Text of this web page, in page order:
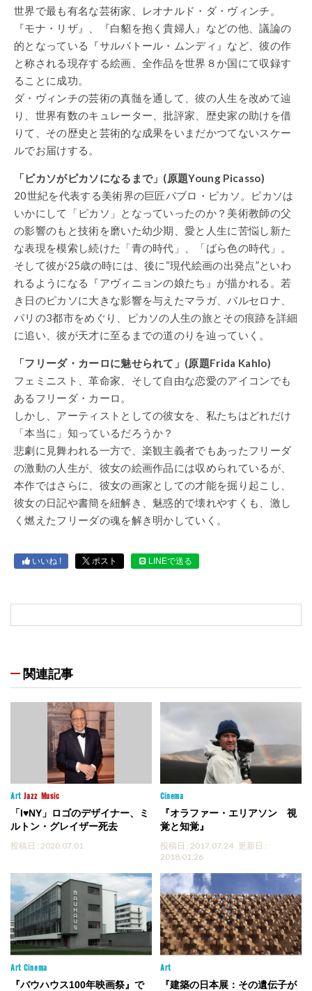
世界で最も有名な芸術家、レオナルド・ダ・ヴィンチ。
『モナ・リザ』、『白貂を抱く貴婦人』などの他、議論の
的となっている『サルバトール・ムンディ』など、彼の作
と称される現存する絵画、全作品を世界８か国にて収録す
ることに成功。
ダ・ヴィンチの芸術の真髄を通して、彼の人生を改めて辿
り、世界有数のキュレーター、批評家、歴史家の助けを借
りて、その歴史と芸術的な成果をいまだかつてないスケー
ルでお届けする。
「ピカソがピカソになるまで」(原題Young Picasso)
20世紀を代表する美術界の巨匠パブロ・ピカソ。ピカソは
いかにして「ピカソ」となっていったのか？美術教師の父
の影響のもと技術を磨いた幼少期、愛と人生に苦悩し新た
な表現を模索し続けた「青の時代」、「ばら色の時代」。
そして彼が25歳の時には、後に“現代絵画の出発点”といわ
れるようになる『アヴィニョンの娘たち』が描かれる。若
き日のピカソに大きな影響を与えたマラガ、バルセロナ、
パリの3都市をめぐり、ピカソの人生の旅とその痕跡を詳細
に追い、彼が天才に至るまでの道のりを辿っていく。
「フリーダ・カーロに魅せられて」(原題Frida Kahlo)
フェミニスト、革命家、そして自由な恋愛のアイコンでも
あるフリーダ・カーロ。
しかし、アーティストとしての彼女を、私たちはどれだけ
「本当に」知っているだろうか？
悲劇に見舞われる一方で、楽観主義者でもあったフリーダ
の激動の人生が、彼女の絵画作品には収められているが、
本作ではさらに、彼女の画家としての才能を掘り起こし、
彼女の日記や書簡を紐解き、魅惑的で壊れやすくも、激し
く燃えたフリーダの魂を解き明かしていく。
いいね ! ポスト LINEで送る
関連記事
Art Jazz Music
「I♥NY」ロゴのデザイナー、ミ
ルトン・グレイザー死去
投稿日 : 2020.07.01
Cinema
『オラファー・エリアソン 視
覚と知覚』
投稿日 : 2017.07.24 更新日 :
2018.01.26
Art Cinema
『バウハウス100年映画祭』で
Art
『建築の日本展：その遺伝子が